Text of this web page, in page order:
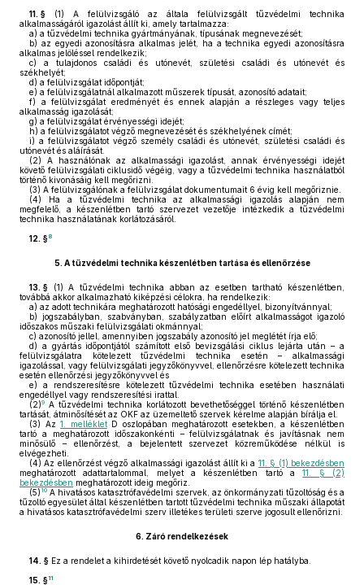
11. § (1) A felülvizsgáló az általa felülvizsgált tűzvédelmi technika
alkalmasságáról igazolást állít ki, amely tartalmazza:
a) a tűzvédelmi technika gyártmányának, típusának megnevezését;
b) az egyedi azonosításra alkalmas jelét, ha a technika egyedi azonosításra
alkalmas jelöléssel rendelkezik;
c) a tulajdonos családi és utónevét, születési családi és utónevét és
székhelyét;
d) a felülvizsgálat időpontját;
e) a felülvizsgálatnál alkalmazott műszerek típusát, azonosító adatait;
f) a felülvizsgálat eredményét és ennek alapján a részleges vagy teljes
alkalmasság igazolását;
g) a felülvizsgálat érvényességi idejét;
h) a felülvizsgálatot végző megnevezését és székhelyének címét;
i) a felülvizsgálatot végző személy családi és utónevét, születési családi és
utónevét és aláírását.
(2) A használónak az alkalmassági igazolást, annak érvényességi idejét
követő felülvizsgálati ciklusidő végéig, vagy a tűzvédelmi technika használatból
történő kivonásáig kell megőrizni.
(3) A felülvizsgálónak a felülvizsgálat dokumentumait 6 évig kell megőriznie.
(4) Ha a tűzvédelmi technika az alkalmassági igazolás alapján nem
megfelelő, a készenlétben tartó szervezet vezetője intézkedik a tűzvédelmi
technika használatának korlátozásáról.
12. §8
5. A tűzvédelmi technika készenlétben tartása és ellenőrzése
13. § (1) A tűzvédelmi technika abban az esetben tartható készenlétben,
továbbá akkor alkalmazható kiképzési célokra, ha rendelkezik:
a) az adott technikára meghatározott hatósági engedéllyel, bizonyítvánnyal;
b) jogszabályban, szabványban, szabályzatban előírt alkalmasságot igazoló
időszakos műszaki felülvizsgálati okmánnyal;
c) azonosító jellel, amennyiben jogszabály azonosító jel meglétét írja elő;
d) a gyártás időpontjától számított első bevizsgálási ciklus lejárta után – a
felülvizsgálatra kötelezett tűzvédelmi technika esetén – alkalmassági
igazolással, vagy felülvizsgálati jegyzőkönyvvel, ellenőrzésre kötelezett technika
esetén ellenőrzési jegyzőkönyvvel és
e) a rendszeresítésre kötelezett tűzvédelmi technika esetében használati
engedéllyel vagy rendszeresítési irattal.
(2)9 A tűzvédelmi technika korlátozott bevethetőséggel történő készenlétben
tartását, átminősítését az OKF az üzemeltető szervek kérelme alapján bírálja el.
(3) Az1. mellékletD oszlopában meghatározott esetekben, a készenlétben
tartó a meghatározott időszakonkénti – felülvizsgálatnak és javításnak nem
minősülő – ellenőrzést, a bejelentett szervezet közreműködése nélkül is
elvégezheti.
(4) Az ellenőrzést végző alkalmassági igazolást állít ki a 11. § (1) bekezdésben
meghatározott adattartalommal, melyet a készenlétben tartó a11. § (2)
bekezdésben meghatározott ideig megőriz.
(5) 10 A hivatásos katasztrófavédelmi szervek, az önkormányzati tűzoltóság és a
tűzoltó egyesület által készenlétben tartott tűzvédelmi technika műszaki állapotát
a hivatásos katasztrófavédelmi szerv illetékes területi szerve jogosult ellenőrizni.
6. Záró rendelkezések
14. § Ez a rendelet a kihirdetését követő nyolcadik napon lép hatályba.
15. §11